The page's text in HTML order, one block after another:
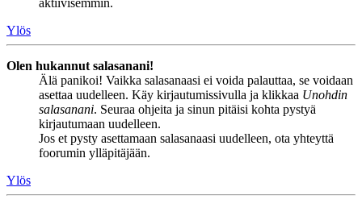
aktiivisemmin.
Ylös
Olen hukannut salasanani!
Älä panikoi! Vaikka salasanaasi ei voida palauttaa, se voidaan
asettaa uudelleen. Käy kirjautumissivulla ja klikkaa Unohdin
salasanani. Seuraa ohjeita ja sinun pitäisi kohta pystyä
kirjautumaan uudelleen.
Jos et pysty asettamaan salasanaasi uudelleen, ota yhteyttä
foorumin ylläpitäjään.
Ylös